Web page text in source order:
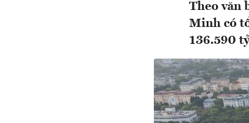
Theo văn
Minh có
136.590